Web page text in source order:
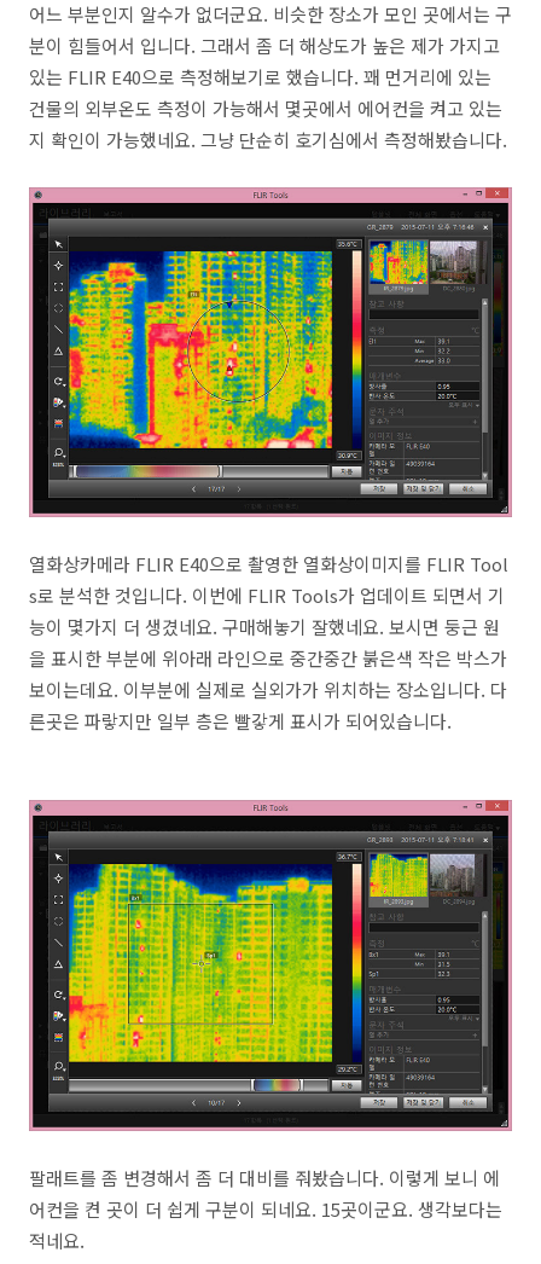
어느 부분인지 알수가 없더군요. 비슷한 장소가 모인 곳에서는 구
분이 힘들어서 입니다. 그래서 좀 더 해상도가 높은 제가 가지고
있는 FLIR E40으로 측정해보기로 했습니다. 꽤 먼거리에 있는
건물의 외부온도 측정이 가능해서 몇곳에서 에어컨을 켜고 있는
지 확인이 가능했네요. 그냥 단순히 호기심에서 측정해봤습니다.
열화상카메라 FLIR E40으로 촬영한 열화상이미지를 FLIR Tool
s로 분석한 것입니다. 이번에 FLIR Tools가 업데이트 되면서 기
능이 몇가지 더 생겼네요. 구매해놓기 잘했네요. 보시면 둥근 원
을 표시한 부분에 위아래 라인으로 중간중간 붉은색 작은 박스가
보이는데요. 이부분에 실제로 실외가가 위치하는 장소입니다. 다
른곳은 파랗지만 일부 층은 빨갛게 표시가 되어있습니다.
팔래트를 좀 변경해서 좀 더 대비를 줘봤습니다. 이렇게 보니 에
어컨을 켠 곳이 더 쉽게 구분이 되네요. 15곳이군요. 생각보다는
적네요.